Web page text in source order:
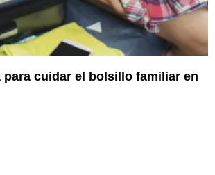
para cuidar el bolsillo familiar en